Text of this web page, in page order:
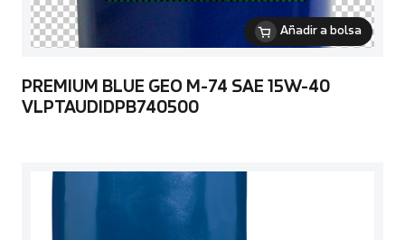
Añadir a bolsa
PREMIUM BLUE GEO M-74 SAE 15W-40
VLPTAUDIDPB740500